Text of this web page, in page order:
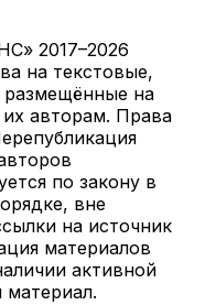
2017–2026
на текстовые,
на
авторам. Права
по закону в
вне
на источник
материалов
активной
материал.